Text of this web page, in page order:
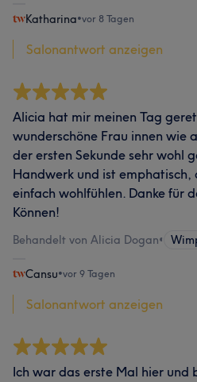
Katharina•vor 8 Tagen
Salonantwort anzeigen
Alicia hat mir meinen Tag
wunderschöne Frau innen wie
der ersten Sekunde sehr wohl
Handwerk und ist emphatisch,
einfach wohlfühlen. Danke für
Können!
Behandelt von Alicia Dogan•
Cansu•vor 9 Tagen
Salonantwort anzeigen
Ich war das erste Mal hier